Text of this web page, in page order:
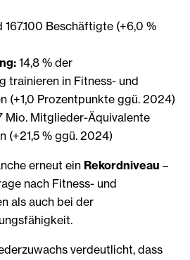
Beschäftigte (+6,0 %
14,8 % der
trainieren in Fitness- und
(+1,0 Prozentpunkte ggü. 2024)
Mio. Mitglieder-Äquivalente
(+21,5 % ggü. 2024)
erneut ein Rekordniveau –
nach Fitness- und
als auch bei der
verdeutlicht, dass